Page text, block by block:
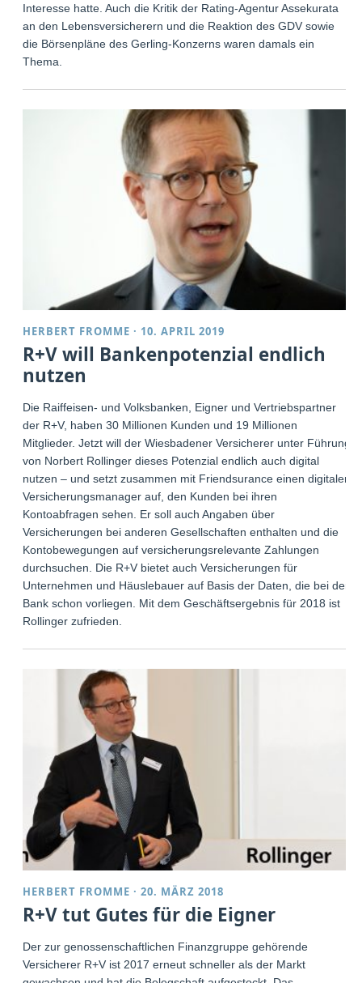
Interesse hatte. Auch die Kritik der Rating-Agentur Assekurata
an den Lebensversicherern und die Reaktion des GDV sowie
die Börsenpläne des Gerling-Konzerns waren damals ein
Thema.
HERBERT FROMME · 10. APRIL 2019
R+V will Bankenpotenzial endlich
nutzen
Die Raiffeisen- und Volksbanken, Eigner und Vertriebspartner
der R+V, haben 30 Millionen Kunden und 19 Millionen
Mitglieder. Jetzt will der Wiesbadener Versicherer unter Führung
von Norbert Rollinger dieses Potenzial endlich auch digital
nutzen – und setzt zusammen mit Friendsurance einen digitalen
Versicherungsmanager auf, den Kunden bei ihren
Kontoabfragen sehen. Er soll auch Angaben über
Versicherungen bei anderen Gesellschaften enthalten und die
Kontobewegungen auf versicherungsrelevante Zahlungen
durchsuchen. Die R+V bietet auch Versicherungen für
Unternehmen und Häuslebauer auf Basis der Daten, die bei der
Bank schon vorliegen. Mit dem Geschäftsergebnis für 2018 ist
Rollinger zufrieden.
HERBERT FROMME ·20. MÄRZ 2018
R+V tut Gutes für die Eigner
Der zur genossenschaftlichen Finanzgruppe gehörende
Versicherer R+V ist 2017 erneut schneller als der Markt